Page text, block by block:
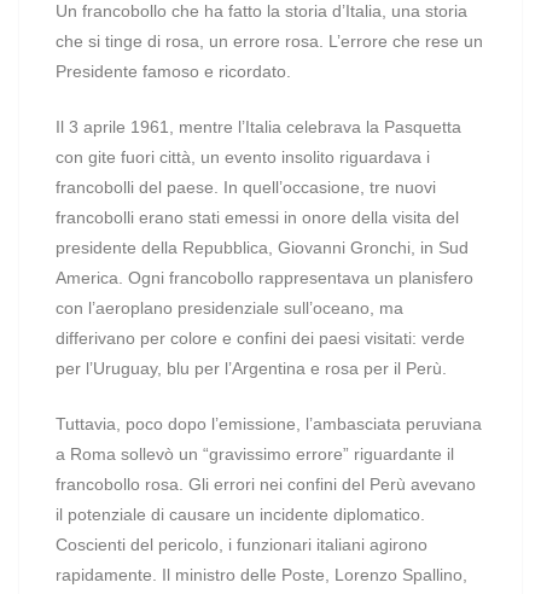
Un francobollo che ha fatto la storia d’Italia, una storia
che si tinge di rosa, un errore rosa. L’errore che rese un
Presidente famoso e ricordato.
Il 3 aprile 1961, mentre l’Italia celebrava la Pasquetta
con gite fuori città, un evento insolito riguardava i
francobolli del paese. In quell’occasione, tre nuovi
francobolli erano stati emessi in onore della visita del
presidente della Repubblica, Giovanni Gronchi, in Sud
America. Ogni francobollo rappresentava un planisfero
con l’aeroplano presidenziale sull’oceano, ma
differivano per colore e confini dei paesi visitati: verde
per l’Uruguay, blu per l’Argentina e rosa per il Perù.
Tuttavia, poco dopo l’emissione, l’ambasciata peruviana
a Roma sollevò un “gravissimo errore” riguardante il
francobollo rosa. Gli errori nei confini del Perù avevano
il potenziale di causare un incidente diplomatico.
Coscienti del pericolo, i funzionari italiani agirono
rapidamente. Il ministro delle Poste, Lorenzo Spallino,